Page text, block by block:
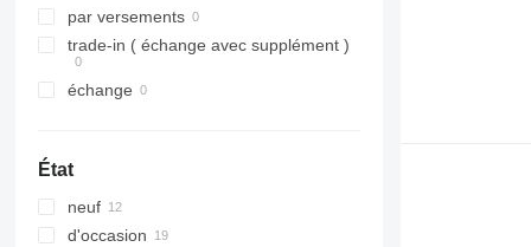
par versements
trade-in ( échange avec supplément )
échange
État
neuf
d'occasion